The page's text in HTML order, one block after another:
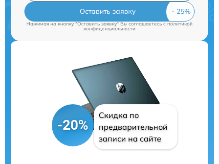
Оставить заявку
Нажимая на кнопку "Оставить заявку" Вы соглашаетесь cполитикой
конфиденциальности
-20%
Скидка по
предварительной
записи на сайте